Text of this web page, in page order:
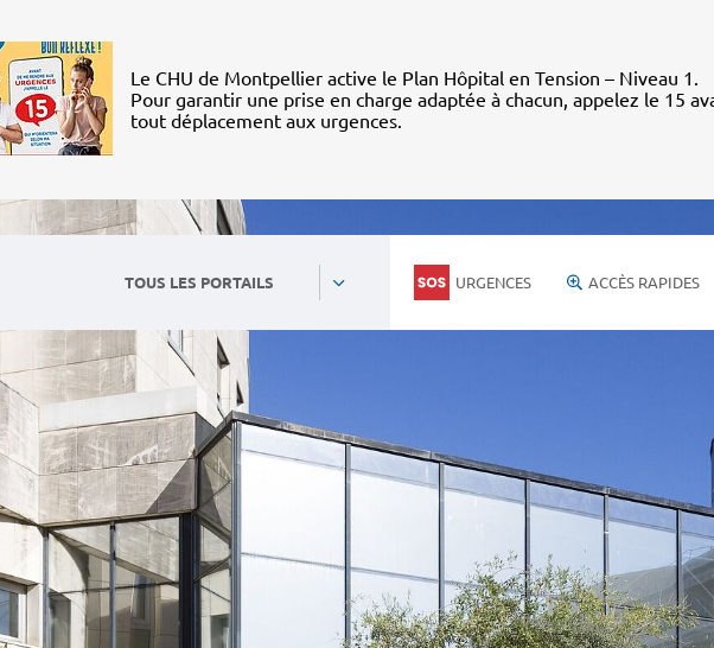
Le CHU de Montpellier active le Plan Hôpital en Tension – Niveau 1.
Pour garantir une prise en charge adaptée à chacun, appelez le 15
tout déplacement aux urgences.
TOUS LES PORTAILS URGENCES ACCÈS RAPIDES